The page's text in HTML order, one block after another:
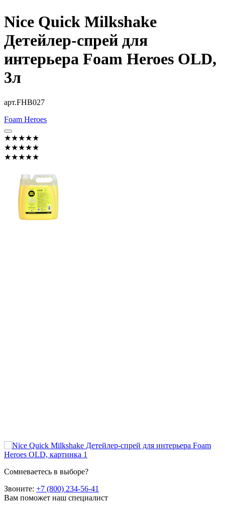
Nice Quick Milkshake
Детейлер-спрей для
интерьера Foam Heroes OLD,
3л
арт.FHB027
Foam Heroes
★★★★★
★★★★★
★★★★★
Сомневаетесь в выборе?
Звоните: +7 (800) 234-56-41
Вам поможет наш специалист